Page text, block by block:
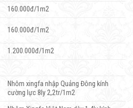
160.000đ/1m2
160.000đ/1m2
1.200.000đ/1m2
Nhôm xingfa nhập Quảng Đông kính
cường lực 8ly 2,2tr/1m2